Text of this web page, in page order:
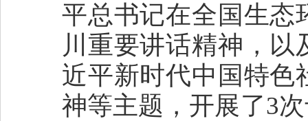
平总书记在全国生态
川重要讲话精神，
近平新时代中国特色
神等主题，开展了3